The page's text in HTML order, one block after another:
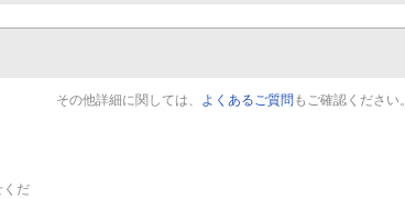
だ
その他詳細に関しては、 よくあるご質問もご確認ください。